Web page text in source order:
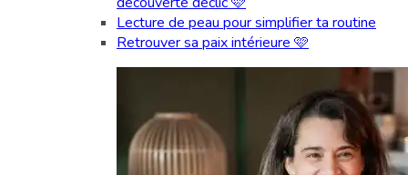
Lecture de peau pour simplifier ta routine
Retrouver sa paix intérieure 🩷